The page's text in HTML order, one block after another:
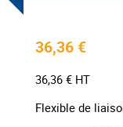
36,36 €
36,36 € HT
Flexible de